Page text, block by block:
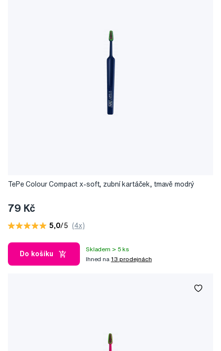
TePe Colour Compact x-soft, zubní kartáček, tmavě modrý
79 Kč
5,0/5 (4x)
Do košíku
Skladem > 5 ks
Ihned na 13 prodejnách